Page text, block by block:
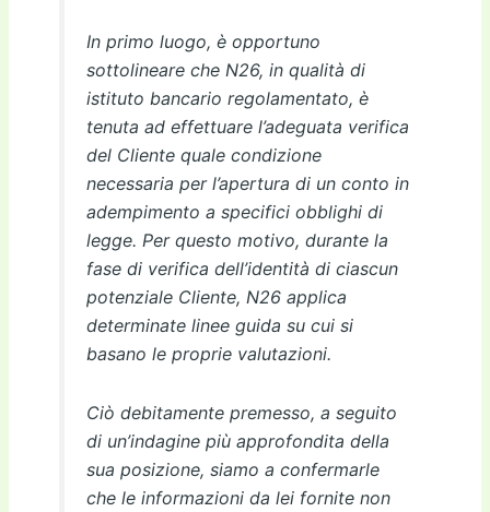
In primo luogo, è opportuno
sottolineare che N26, in qualità di
istituto bancario regolamentato, è
tenuta ad effettuare l’adeguata verifica
del Cliente quale condizione
necessaria per l’apertura di un conto in
adempimento a specifici obblighi di
legge. Per questo motivo, durante la
fase di verifica dell’identità di ciascun
potenziale Cliente, N26 applica
determinate linee guida su cui si
basano le proprie valutazioni.
Ciò debitamente premesso, a seguito
di un’indagine più approfondita della
sua posizione, siamo a confermarle
che le informazioni da lei fornite non